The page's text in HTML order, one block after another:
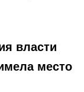
власти
место